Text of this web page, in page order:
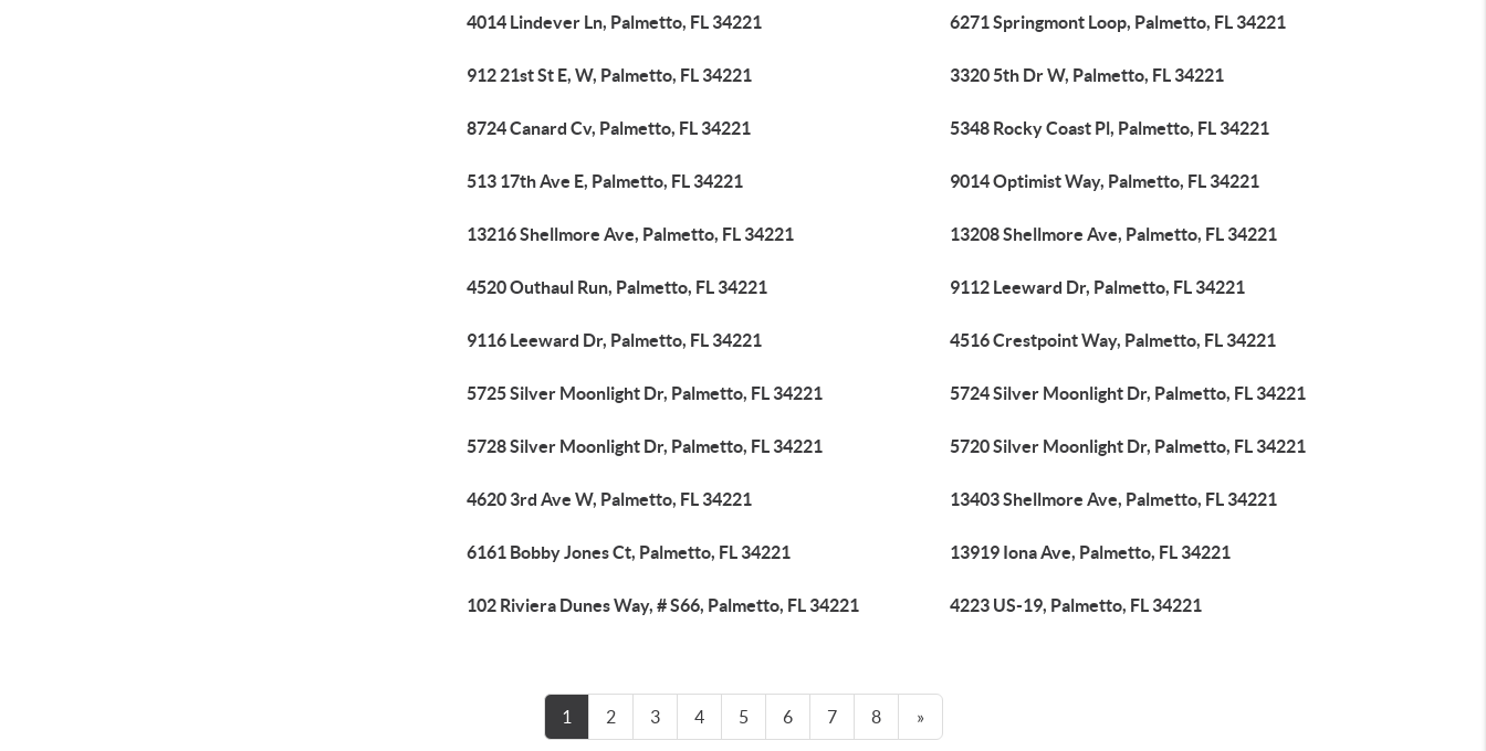
4014 Lindever Ln, Palmetto, FL 34221 6271 Springmont Loop, Palmetto, FL 34221
912 21st St E, W, Palmetto, FL 34221 3320 5th Dr W, Palmetto, FL 34221
8724 Canard Cv, Palmetto, FL 34221 5348 Rocky Coast Pl, Palmetto, FL 34221
513 17th Ave E, Palmetto, FL 34221 9014 Optimist Way, Palmetto, FL 34221
13216 Shellmore Ave, Palmetto, FL 34221 13208 Shellmore Ave, Palmetto, FL 34221
4520 Outhaul Run, Palmetto, FL 34221 9112 Leeward Dr, Palmetto, FL 34221
9116 Leeward Dr, Palmetto, FL 34221 4516 Crestpoint Way, Palmetto, FL 34221
5725 Silver Moonlight Dr, Palmetto, FL 34221 5724 Silver Moonlight Dr, Palmetto, FL 34221
5728 Silver Moonlight Dr, Palmetto, FL 34221 5720 Silver Moonlight Dr, Palmetto, FL 34221
4620 3rd Ave W, Palmetto, FL 34221 13403 Shellmore Ave, Palmetto, FL 34221
6161 Bobby Jones Ct, Palmetto, FL 34221 13919 Iona Ave, Palmetto, FL 34221
102 Riviera Dunes Way, # S66, Palmetto, FL 34221 4223 US-19, Palmetto, FL 34221
1 2 3 4 5 6 7 8 »